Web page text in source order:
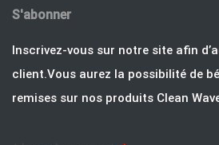
S'abonner
Inscrivez-vous sur notre site afin
client.Vous aurez la possibilité de
remises sur nos produits Clean